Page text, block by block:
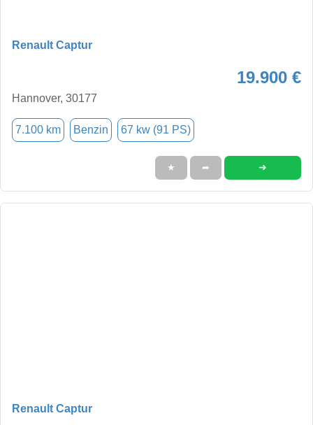
Renault Captur
19.900 €
Hannover, 30177
7.100 km Benzin 67 kw (91 PS)
★ ➦ ➜
Renault Captur